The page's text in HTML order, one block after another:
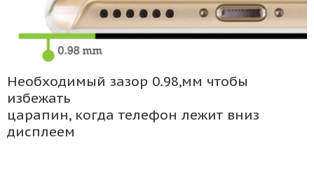
Необходимый зазор 0.98,мм чтобы
избежать
царапин, когда телефон лежит вниз
дисплеем